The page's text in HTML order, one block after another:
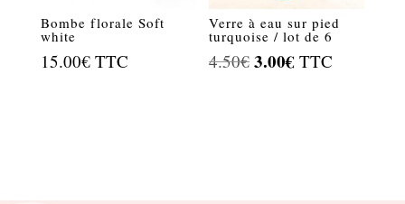
Bombe florale Soft
white
15.00€ TTC
Verre à eau sur pied
turquoise / lot de 6
4.50€ Le
3.00€ Le
TTC